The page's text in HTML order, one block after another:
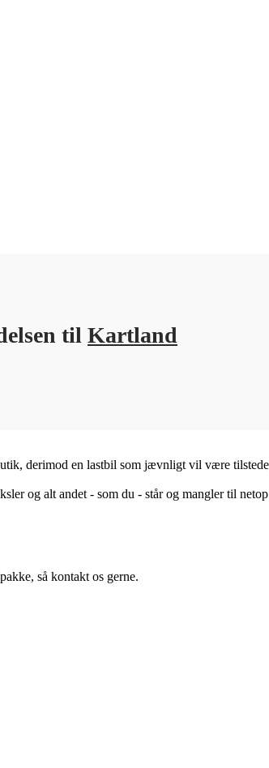
til Kartland
derimod en lastbil som jævnligt vil være
og alt andet - som du - står og mangler til
så kontakt os gerne.